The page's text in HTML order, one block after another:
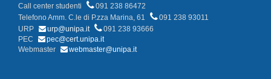
Call center studenti
091 238 86472
Telefono Amm. C.le di P.zza Marina, 61
091 238 93011
URP
urp@unipa.it
091 238 93666
PEC
pec@cert.unipa.it
Webmaster
webmaster@unipa.it